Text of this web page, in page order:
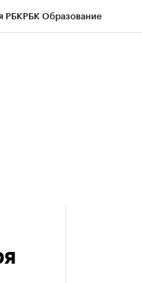
РБКРБК Образование